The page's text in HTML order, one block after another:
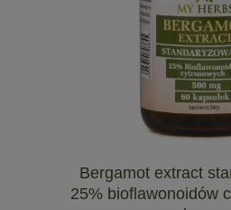
Bergamot extract
25% bioflawonoidów